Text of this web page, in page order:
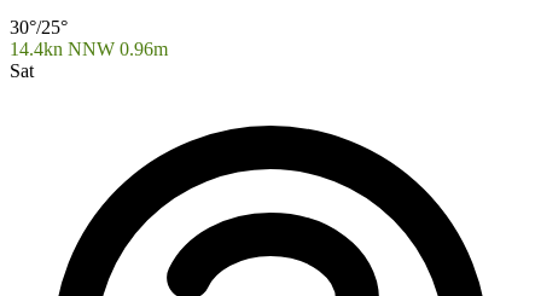
30°/25°
14.4kn NNW 0.96m
Sat